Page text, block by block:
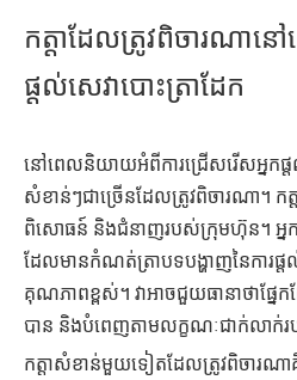
កត្តាដែលត្រូវពិចារណាន
ផ្តល់សេវាបោះត្រាដែក
នៅពេលនិយាយអំពីការជ្រើសរើសអ្នកផ្ត
សំខាន់ៗជាច្រើនដែលត្រូវពិចារណា។
ពិសោធន៍ និងជំនាញរបស់ក្រុមហ៊ុន។ អ្នកច
ដែលមានកំណត់ត្រាបទបង្ហាញនៃការផ្
គុណភាពខ្ពស់។ វាអាចជួយធានាថាផ្នែ
បាន និងបំពេញតាមលក្ខណៈជាក់លាក់រ
កត្តាសំខាន់មួយទៀតដែលត្រូវពិចារណា